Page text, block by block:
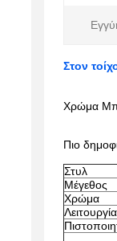
Στον
Χρώμα
Πιο
Στυλ
Μέγεθος
Χρώμα
Λειτουργία